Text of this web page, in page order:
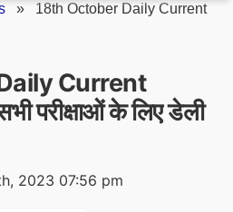
» 18th October Daily Current
Current
परीक्षाओं के लिए डेली
2023 07:56 pm